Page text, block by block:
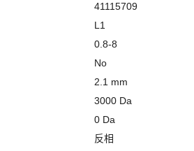
41115709
L1
0.8-8
No
2.1 mm
3000 Da
0 Da
反相